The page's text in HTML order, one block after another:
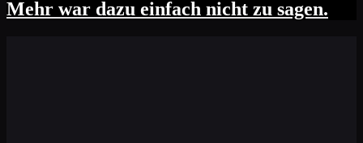
Mehr war dazu einfach nicht zu sagen.